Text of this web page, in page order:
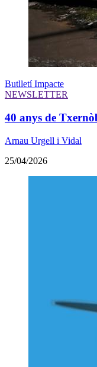
Butlletí Impacte
NEWSLETTER
40 anys de
Arnau Urgell i Vidal
25/04/2026